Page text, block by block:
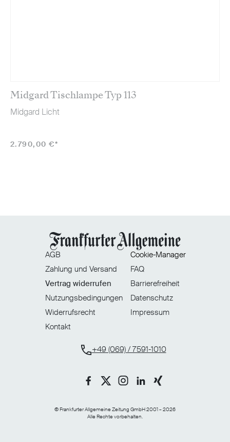
Midgard Tischlampe Typ 113
Midgard Licht
2.790,00 €*
AGB
Zahlung und Versand
Widerrufsrecht
Vertrag widerrufen
Cookie-Manager
FAQ
Barrierefreiheit
Datenschutz
Nutzungsbedingungen
Impressum
Kontakt
+49 (069) / 7591-1010
© Frankfurter Allgemeine Zeitung GmbH 2001 – 2026
Alle Rechte vorbehalten.